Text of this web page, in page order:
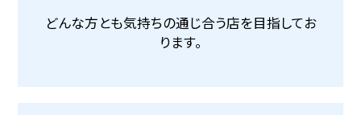
どんな方とも気持ちの通じ合う店を目指してお
ります。